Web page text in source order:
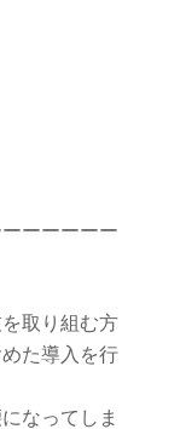
ーーーーー
取り組む方
た導入を行
なってしま